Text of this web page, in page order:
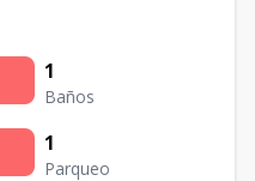
1
Baños
1
Parqueo